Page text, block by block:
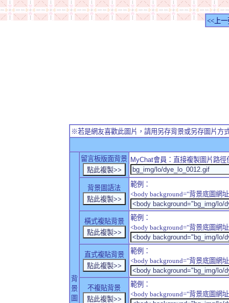
<<上一
※若是網友喜歡此圖片，請用另存背景或另存圖片方
背
景
圖
留言板版面背景 MyChat會員：直接複製圖片路
背景圖語法
範例：
<body background="背景底圖網
橫式複貼背景
範例：
<body background="背景底圖網
直式複貼背景
範例：
<body background="背景底圖網
不複貼背景
範例：
<body background="背景底圖網